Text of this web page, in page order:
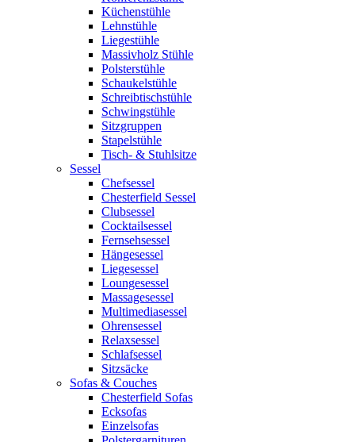
Küchenstühle
Lehnstühle
Liegestühle
Massivholz Stühle
Polsterstühle
Schaukelstühle
Schreibtischstühle
Schwingstühle
Sitzgruppen
Stapelstühle
Tisch- & Stuhlsitze
Sessel
Chefsessel
Chesterfield Sessel
Clubsessel
Cocktailsessel
Fernsehsessel
Hängesessel
Liegesessel
Loungesessel
Massagesessel
Multimediasessel
Ohrensessel
Relaxsessel
Schlafsessel
Sitzsäcke
Sofas & Couches
Chesterfield Sofas
Ecksofas
Einzelsofas